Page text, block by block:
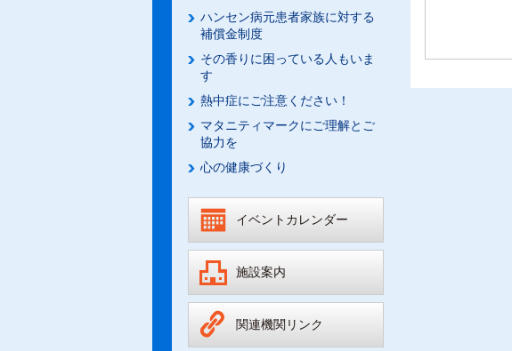
ハンセン病元患者家族に対する
補償金制度
その香りに困っている人もいま
す
熱中症にご注意ください！
マタニティマークにご理解とご
協力を
心の健康づくり
イベントカレンダー
施設案内
関連機関リンク